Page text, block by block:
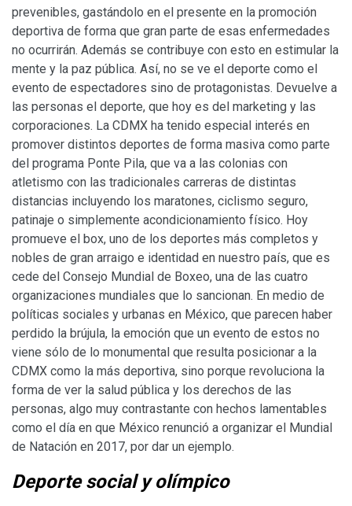
prevenibles, gastándolo en el presente en la promoción
deportiva de forma que gran parte de esas enfermedades
no ocurrirán. Además se contribuye con esto en estimular la
mente y la paz pública. Así, no se ve el deporte como el
evento de espectadores sino de protagonistas. Devuelve a
las personas el deporte, que hoy es del marketing y las
corporaciones. La CDMX ha tenido especial interés en
promover distintos deportes de forma masiva como parte
del programa Ponte Pila, que va a las colonias con
atletismo con las tradicionales carreras de distintas
distancias incluyendo los maratones, ciclismo seguro,
patinaje o simplemente acondicionamiento físico. Hoy
promueve el box, uno de los deportes más completos y
nobles de gran arraigo e identidad en nuestro país, que es
cede del Consejo Mundial de Boxeo, una de las cuatro
organizaciones mundiales que lo sancionan. En medio de
políticas sociales y urbanas en México, que parecen haber
perdido la brújula, la emoción que un evento de estos no
viene sólo de lo monumental que resulta posicionar a la
CDMX como la más deportiva, sino porque revoluciona la
forma de ver la salud pública y los derechos de las
personas, algo muy contrastante con hechos lamentables
como el día en que México renunció a organizar el Mundial
de Natación en 2017, por dar un ejemplo.
Deporte social y olímpico